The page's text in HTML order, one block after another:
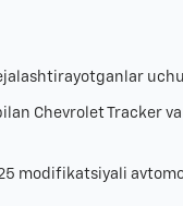
Chevrolet
modifikatsiyali